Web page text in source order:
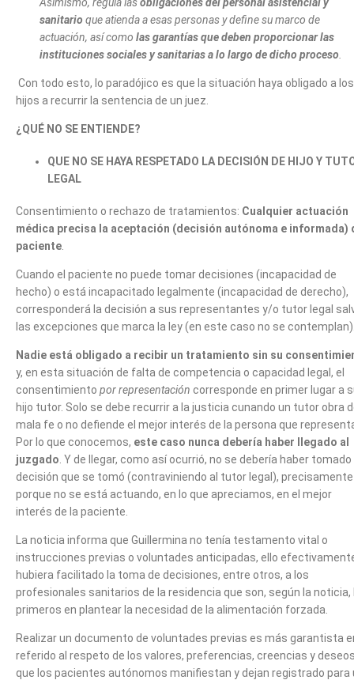
sanitario que atienda a esas personas y define su marco de
actuación, así como las garantías que deben proporcionar las
instituciones sociales y sanitarias a lo largo de dicho proceso
Con todo esto, lo paradójico es que la situación haya obligado a los
hijos a recurrir la sentencia de un juez.
¿QUÉ NO SE ENTIENDE?
QUE NO SE HAYA RESPETADO LA DECISIÓN DE HIJO Y
LEGAL
Consentimiento o rechazo de tratamientos: Cualquier actuación
médica precisa la aceptación (decisión autónoma e informada)
paciente
Cuando el paciente no puede tomar decisiones (incapacidad de
hecho) o está incapacitado legalmente (incapacidad de derecho),
corresponderá la decisión a sus representantes y/o tutor legal
las excepciones que marca la ley (en este caso no se
Nadie está obligado a recibir un tratamiento sin su
y, en esta situación de falta de competencia o capacidad legal, el
consentimiento por representación corresponde en primer lugar a
hijo tutor. Solo se debe recurrir a la justicia cunando un tutor obra
mala fe o no defiende el mejor interés de la persona que
Por lo que conocemos, este caso nunca debería haber llegado al
juzgado . Y de llegar, como así ocurrió, no se debería haber tomado
decisión que se tomó (contraviniendo al tutor legal), precisamente
porque no se está actuando, en lo que apreciamos, en el mejor
interés de la paciente.
La noticia informa que Guillermina no tenía testamento vital o
instrucciones previas o voluntades anticipadas, ello
hubiera facilitado la toma de decisiones, entre otros, a los
profesionales sanitarios de la residencia que son, según la noticia,
primeros en plantear la necesidad de la alimentación forzada.
Realizar un documento de voluntades previas es más garantista
referido al respeto de los valores, preferencias, creencias y
que los pacientes autónomos manifiestan y dejan registrado para